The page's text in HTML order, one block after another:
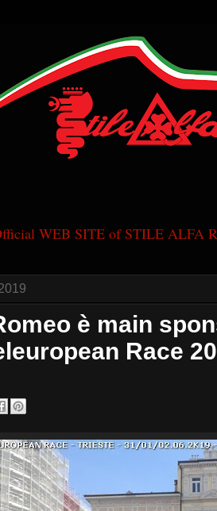
WEB SITE of STILE ALFA
è main
Race